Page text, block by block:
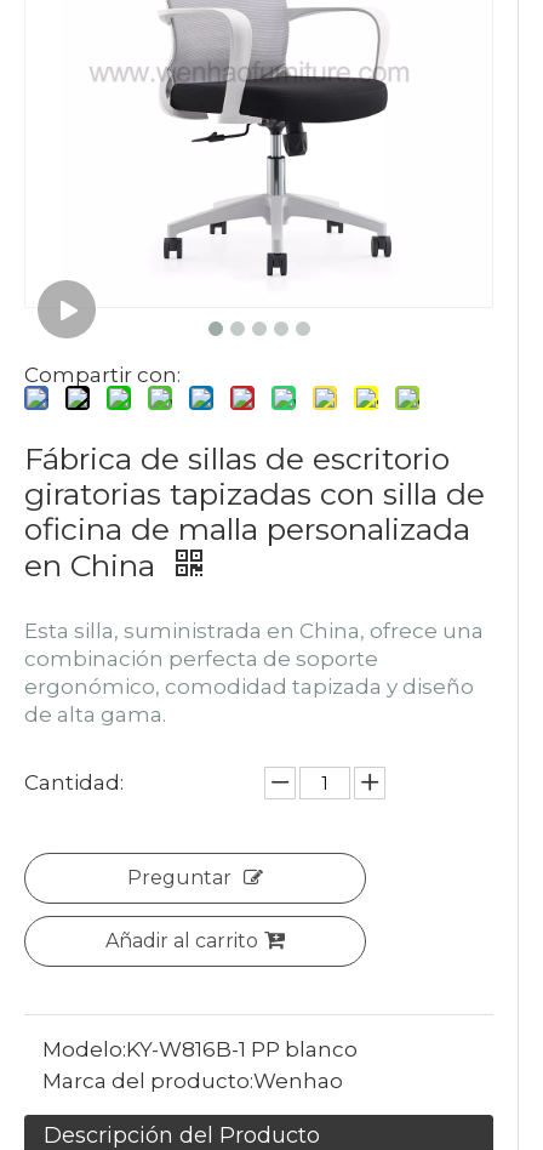
Compartir con:
Fábrica de sillas de escritorio
giratorias tapizadas con silla de
oficina de malla personalizada
en China
Esta silla, suministrada en China, ofrece una
combinación perfecta de soporte
ergonómico, comodidad tapizada y diseño
de alta gama.
Cantidad:
Preguntar
Añadir al carrito
Modelo:KY-W816B-1 PP blanco
Marca del producto:Wenhao
Descripción del Producto